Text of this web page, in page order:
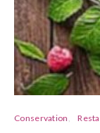
Conservation